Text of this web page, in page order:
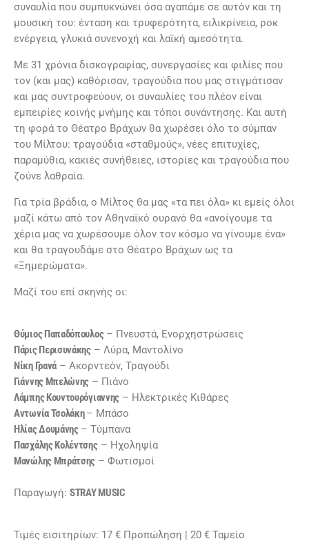
συναυλία που συμπυκνώνει όσα αγαπάμε σε αυτόν και τη
μουσική του: ένταση και τρυφερότητα, ειλικρίνεια, ροκ
ενέργεια, γλυκιά συνενοχή και λαϊκή αμεσότητα.
Με 31 χρόνια δισκογραφίας, συνεργασίες και φιλίες που
τον (και μας) καθόρισαν, τραγούδια που μας στιγμάτισαν
και μας συντροφεύουν, οι συναυλίες του πλέον είναι
εμπειρίες κοινής μνήμης και τόποι συνάντησης. Και αυτή
τη φορά το Θέατρο Βράχων θα χωρέσει όλο το σύμπαν
του Μίλτου: τραγούδια «σταθμούς», νέες επιτυχίες,
παραμύθια, κακιές συνήθειες, ιστορίες και τραγούδια που
ζούνε λαθραία.
Για τρία βράδια, ο Μίλτος θα μας «τα πει όλα» κι εμείς όλοι
μαζί κάτω από τον Αθηναϊκό ουρανό θα «ανοίγουμε τα
χέρια μας να χωρέσουμε όλον τον κόσμο να γίνουμε ένα»
και θα τραγουδάμε στο Θέατρο Βράχων ως τα
«Ξημερώματα».
Μαζί του επί σκηνής οι:
Θύμιος Παπαδόπουλος– Πνευστά, Ενορχηστρώσεις
Πάρις Περισυνάκης– Λύρα, Μαντολίνο
Νίκη Γρανά – Ακορντεόν, Τραγούδι
Γιάννης Μπελώνης – Πιάνο
Λάμπης Κουντουρόγιαννης – Ηλεκτρικές Κιθάρες
Αντωνία Τσολάκη– Μπάσο
Ηλίας Δουμάνης – Τύμπανα
Πασχάλης Κολέντσης– Ηχοληψία
Μανώλης Μπράτσης – Φωτισμοί
Παραγωγή: STRAY MUSIC
Τιμές εισιτηρίων: 17 € Προπώληση | 20 € Ταμείο